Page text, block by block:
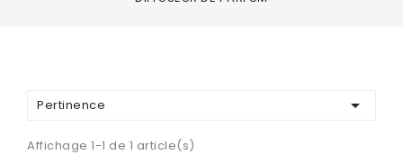
Pertinence 
Affichage 1-1 de 1 article(s)